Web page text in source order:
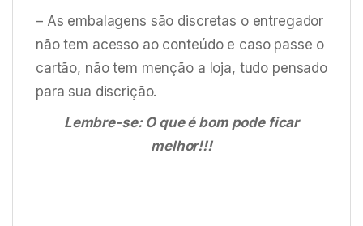
– As embalagens são discretas o entregador
não tem acesso ao conteúdo e caso passe o
cartão, não tem menção a loja, tudo pensado
para sua discrição.
Lembre-se: O que é bom pode ficar
melhor!!!